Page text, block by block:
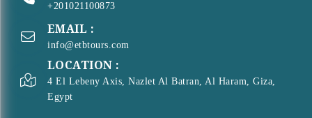
+201021100873
EMAIL :
info@etbtours.com
LOCATION :
4 El Lebeny Axis, Nazlet Al Batran, Al Haram, Giza,
Egypt